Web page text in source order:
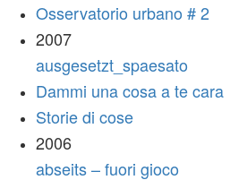
Osservatorio urbano # 2
2007
ausgesetzt_spaesato
Dammi una cosa a te cara
Storie di cose
2006
abseits – fuori gioco